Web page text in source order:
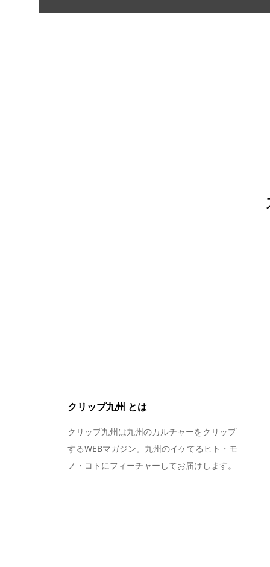
クリップ九州 とは
クリップ九州は九州のカルチャーをクリップ
するWEBマガジン。九州のイケてるヒト・モ
ノ・コトにフィーチャーしてお届けします。